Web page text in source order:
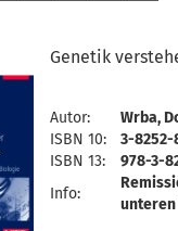
Genetik
Autor: Wrba,
ISBN 10:
3-8252-
ISBN 13:
978-3-
Info: